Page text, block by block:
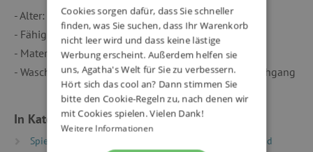
- Alter: ab 3 Monate
- Fähigkeiten entwickelt: Sehen, Feinmotorik, Hören
- Material: 100% Polyester
- Waschen: Maschinenwaschbar bei 30° - Schonwaschgang
In Kategorien eingeteilt
Spielzeug nach Typ
Beißringe und
Cookies sorgen dafür, dass Sie schneller
finden, was Sie suchen, dass Ihr Warenkorb
nicht leer wird und dass keine lästige
Werbung erscheint. Außerdem helfen sie
uns, Agatha's Welt für Sie zu verbessern.
Hört sich das cool an? Dann stimmen Sie
bitte den Cookie-Regeln zu, nach denen wir
mit Cookies spielen. Vielen Dank!
Weitere Informationen